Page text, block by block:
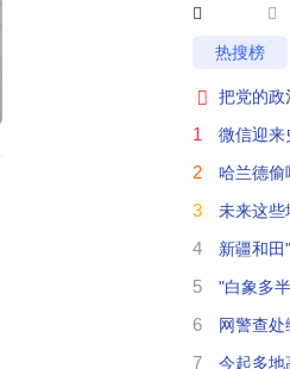
多下点雨
我要去和
南疆灰土
希望新疆
 
热搜榜
 把党的政
1 微信迎来
2 哈兰德偷
3 未来这些
4 新疆和
5 "白象多
6 网警查
7 今起多地